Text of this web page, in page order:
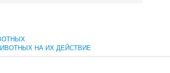
НА ИХ ДЕЙСТВИЕ